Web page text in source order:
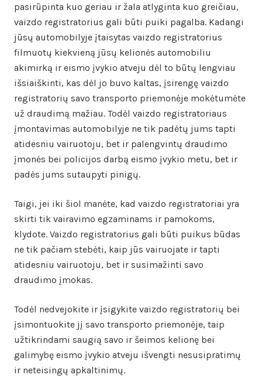
pasirūpinta kuo geriau ir žala atlyginta kuo greičiau,
vaizdo registratorius gali būti puiki pagalba. Kadangi
jūsų automobilyje įtaisytas vaizdo registratorius
filmuotų kiekvieną jūsų kelionės automobiliu
akimirką ir eismo įvykio atveju dėl to būtų lengviau
išsiaiškinti, kas dėl jo buvo kaltas, įsirengę vaizdo
registratorių savo transporto priemonėje mokėtumėte
už draudimą mažiau. Todėl vaizdo registratoriaus
įmontavimas automobilyje ne tik padėtų jums tapti
atidesniu vairuotoju, bet ir palengvintų draudimo
įmonės bei policijos darbą eismo įvykio metu, bet ir
padės jums sutaupyti pinigų.
Taigi, jei iki šiol manėte, kad vaizdo registratoriai yra
skirti tik vairavimo egzaminams ir pamokoms,
klydote. Vaizdo registratorius gali būti puikus būdas
ne tik pačiam stebėti, kaip jūs vairuojate ir tapti
atidesniu vairuotoju, bet ir susimažinti savo
draudimo įmokas.
Todėl nedvejokite ir įsigykite vaizdo registratorių bei
įsimontuokite jį savo transporto priemonėje, taip
užtikrindami saugią savo ir šeimos kelionę bei
galimybę eismo įvykio atveju išvengti nesusipratimų
ir neteisingų apkaltinimų.